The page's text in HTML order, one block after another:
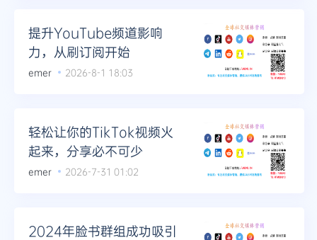
Telegram
更多
提升YouTube频道影响
力，从刷订阅开始
emer 2026-8-1 18:03
轻松让你的TikTok视频火
起来，分享必不可少
emer 2026-7-31 01:02
2024年脸书群组成功吸引